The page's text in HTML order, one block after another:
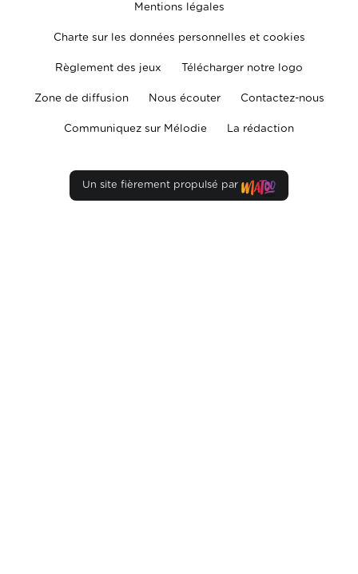
Mentions légales
Charte sur les données personnelles et cookies
Règlement des jeux Télécharger notre logo
Zone de diffusion Nous écouter Contactez-nous
Communiquez sur Mélodie La rédaction
Un site fièrement propulsé par